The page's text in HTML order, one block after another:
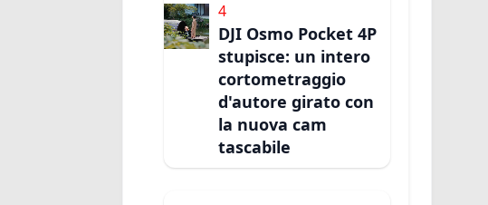
4
DJI Osmo Pocket 4P
stupisce: un intero
cortometraggio
d'autore girato con
la nuova cam
tascabile